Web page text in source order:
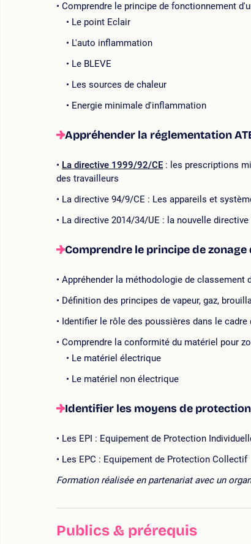
Comprendre le principe de fonctionnement
Le point Eclair
L'auto inflammation
Le BLEVE
Les sources de chaleur
Energie minimale d'inflammation
Appréhender la réglementation
La directive 1999/92/CE : les prescriptions
des travailleurs
La directive 94/9/CE : Les appareils et
La directive 2014/34/UE : la nouvelle directive
Comprendre le principe de zonage
Appréhender la méthodologie de classement
Définition des principes de vapeur, gaz,
Identifier le rôle des poussières dans le cadre
Comprendre la conformité du matériel pour
Le matériel électrique
Le matériel non électrique
Identifier les moyens de
Les EPI : Equipement de Protection
Les EPC : Equipement de Protection Collectif
Formation réalisée en partenariat avec un
Publics & prérequis